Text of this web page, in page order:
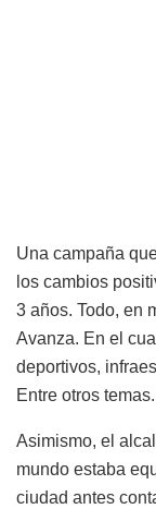
Una campaña
los cambios
3 años. Todo, en
Avanza. En el
deportivos,
Entre otros temas.
Asimismo, el
mundo estaba
ciudad antes